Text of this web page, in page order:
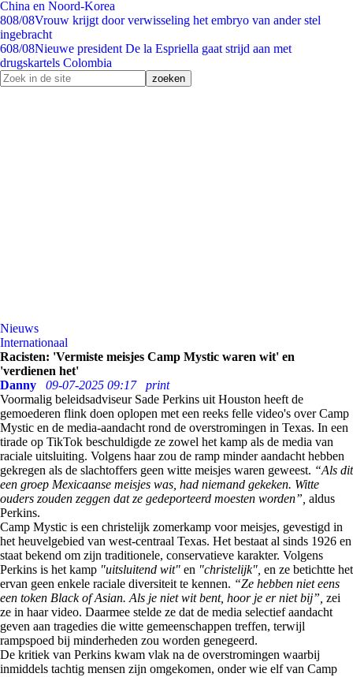
China en Noord-Korea
808/08Vrouw krijgt door verwisseling het embryo van ander stel
ingebracht
608/08Nieuwe president De la Espriella gaat strijd aan met
drugskartels Colombia
Nieuws
Internationaal
Racisten: 'Vermiste meisjes Camp Mystic waren wit' en
'verdienen het'
Danny
09-07-2025 09:17
print
Voormalig beleidsadviseur Sade Perkins uit Houston heeft de
gemoederen flink doen oplopen met een reeks felle video's over Camp
Mystic en de media-aandacht rond de overstromingen in Texas. In een
tirade op TikTok beschuldigde ze zowel het kamp als de media van
raciale uitsluiting. Volgens haar zou de ramp minder aandacht hebben
gekregen als de slachtoffers geen witte meisjes waren geweest. “Als dit
een groep Mexicaanse meisjes was, had niemand gekeken. Witte
ouders zouden zeggen dat ze gedeporteerd moesten worden”, aldus
Perkins.
Camp Mystic is een christelijk zomerkamp voor meisjes, gevestigd in
het heuvelgebied van west-centraal Texas. Het bestaat al sinds 1926 en
staat bekend om zijn traditionele, conservatieve karakter. Volgens
Perkins is het kamp "uitsluitend wit" en "christelijk", en ze betichtte het
ervan geen enkele raciale diversiteit te kennen. “Ze hebben niet eens
een token Black of Asian. Als je niet wit bent, hoor je er niet bij”, zei
ze in haar video. Daarmee stelde ze dat de media selectief aandacht
geven aan tragedies die witte gemeenschappen treffen, terwijl
rampspoed bij minderheden zou worden genegeerd.
De kritiek van Perkins kwam vlak na de overstromingen waarbij
inmiddels tachtig mensen zijn omgekomen, onder wie elf van Camp